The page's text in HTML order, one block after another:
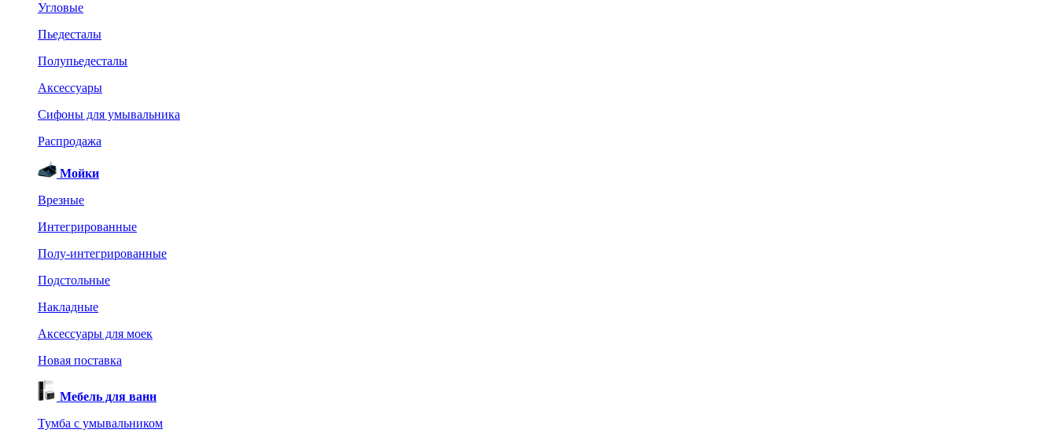
Угловые
Пьедесталы
Полупьедесталы
Аксессуары
Сифоны для умывальника
Распродажа
Мойки
Врезные
Интегрированные
Полу-интегрированные
Подстольные
Накладные
Аксессуары для моек
Новая поставка
Мебель для ванн
Тумба с умывальником